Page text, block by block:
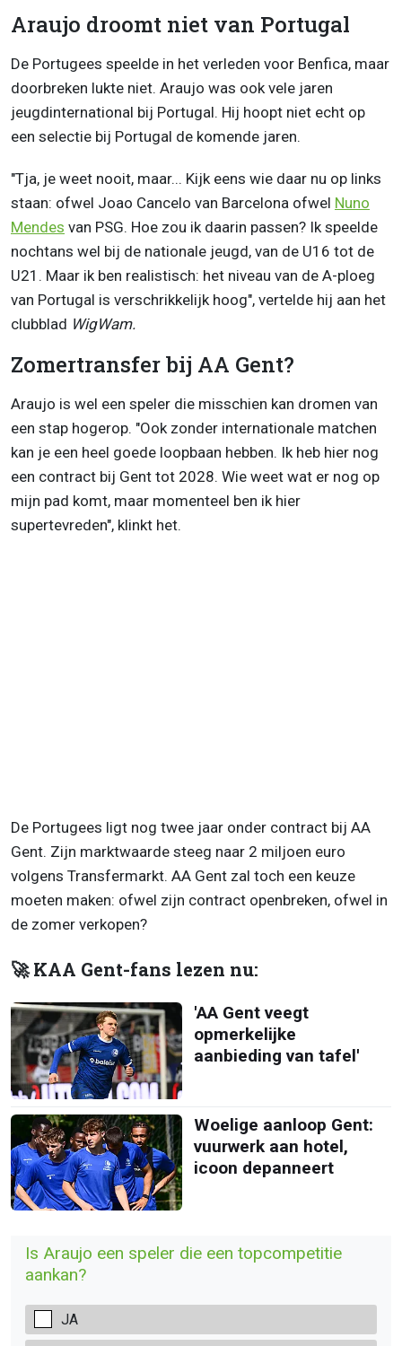
Araujo droomt niet van Portugal
De Portugees speelde in het verleden voor Benfica, maar
doorbreken lukte niet. Araujo was ook vele jaren
jeugdinternational bij Portugal. Hij hoopt niet echt op
een selectie bij Portugal de komende jaren.
"Tja, je weet nooit, maar... Kijk eens wie daar nu op links
staan: ofwel Joao Cancelo van Barcelona ofwel Nuno
Mendes van PSG. Hoe zou ik daarin passen? Ik speelde
nochtans wel bij de nationale jeugd, van de U16 tot de
U21. Maar ik ben realistisch: het niveau van de A-ploeg
van Portugal is verschrikkelijk hoog", vertelde hij aan het
clubblad WigWam.
Zomertransfer bij AA Gent?
Araujo is wel een speler die misschien kan dromen van
een stap hogerop. "Ook zonder internationale matchen
kan je een heel goede loopbaan hebben. Ik heb hier nog
een contract bij Gent tot 2028. Wie weet wat er nog op
mijn pad komt, maar momenteel ben ik hier
supertevreden", klinkt het.
De Portugees ligt nog twee jaar onder contract bij AA
Gent. Zijn marktwaarde steeg naar 2 miljoen euro
volgens Transfermarkt. AA Gent zal toch een keuze
moeten maken: ofwel zijn contract openbreken, ofwel in
de zomer verkopen?
🚀 KAA Gent-fans lezen nu:
'AA Gent veegt
opmerkelijke
aanbieding van tafel'
Woelige aanloop Gent:
vuurwerk aan hotel,
icoon depanneert
Is Araujo een speler die een topcompetitie
aankan?
JA